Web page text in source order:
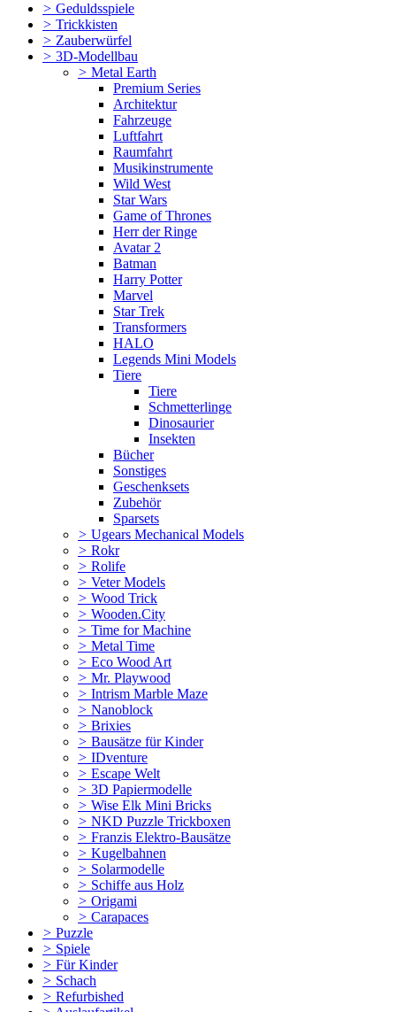
> Geduldsspiele
> Trickkisten
> Zauberwürfel
> 3D-Modellbau
> Metal Earth
Premium Series
Architektur
Fahrzeuge
Luftfahrt
Raumfahrt
Musikinstrumente
Wild West
Star Wars
Game of Thrones
Herr der Ringe
Avatar 2
Batman
Harry Potter
Marvel
Star Trek
Transformers
HALO
Legends Mini Models
Tiere
Tiere
Schmetterlinge
Dinosaurier
Insekten
Bücher
Sonstiges
Geschenksets
Zubehör
Sparsets
> Ugears Mechanical Models
> Rokr
> Rolife
> Veter Models
> Wood Trick
> Wooden.City
> Time for Machine
> Metal Time
> Eco Wood Art
> Mr. Playwood
> Intrism Marble Maze
> Nanoblock
> Brixies
> Bausätze für Kinder
> IDventure
> Escape Welt
> 3D Papiermodelle
> Wise Elk Mini Bricks
> NKD Puzzle Trickboxen
> Franzis Elektro-Bausätze
> Kugelbahnen
> Solarmodelle
> Schiffe aus Holz
> Origami
> Carapaces
> Puzzle
> Spiele
> Für Kinder
> Schach
> Refurbished